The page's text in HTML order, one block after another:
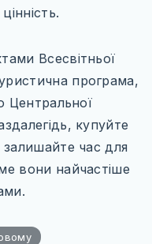
Всесвітньої
програма,
Центральної
купуйте
залишайте час для
вони найчастіше